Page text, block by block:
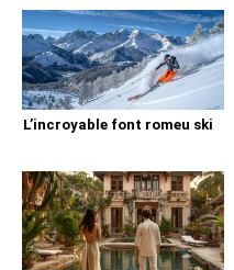
L’incroyable font romeu ski